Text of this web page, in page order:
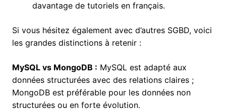
davantage de tutoriels en français.
Si vous hésitez également avec d’autres SGBD, voici
les grandes distinctions à retenir :
MySQL vs MongoDB : MySQL est adapté aux
données structurées avec des relations claires ;
MongoDB est préférable pour les données non
structurées ou en forte évolution.